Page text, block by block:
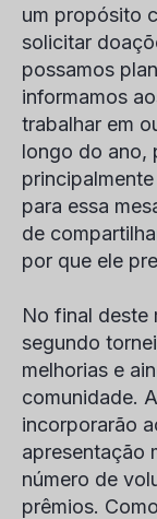
um propósito
solicitar
possamos
informamos
trabalhar em
longo do ano,
para essa
de
por que ele
No final deste
segundo
melhorias e
comunidade.
incorporarão
apresentação
número de
prêmios.